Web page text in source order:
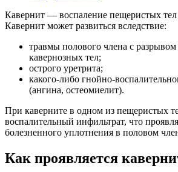
Кавернит — воспаление пещеристых тел
Кавернит может развиться вследствие:
травмы полового члена с разрывом
кавернозных тел;
острого уретрита;
какого-либо гнойно-
(ангина, остеомиелит).
При каверните в одном из пещеристых
воспалительный инфильтрат, что
болезненного уплотнения в половом
Как проявляется